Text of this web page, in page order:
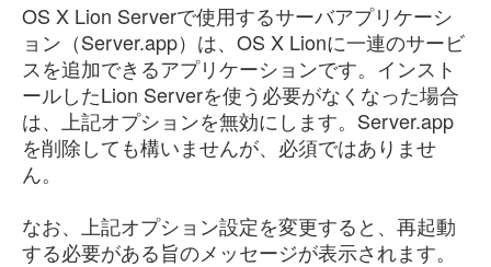
OS X Lion Serverで使用するサーバアプリケーシ
ョン（Server.app）は、OS X Lionに一連のサービ
スを追加できるアプリケーションです。インスト
ールしたLion Serverを使う必要がなくなった場合
は、上記オプションを無効にします。Server.app
を削除しても構いませんが、必須ではありませ
ん。
なお、上記オプション設定を変更すると、再起動
する必要がある旨のメッセージが表示されます。